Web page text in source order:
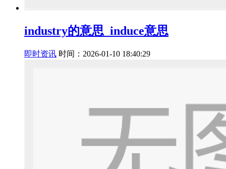
industry的意思_induce意思
即时资讯 时间：2026-01-10 18:40:29